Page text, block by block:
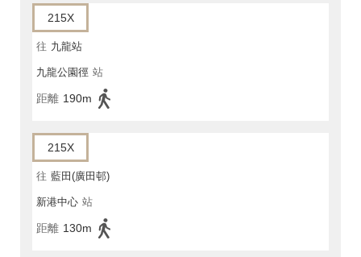
215X
往 九龍站
九龍公園徑 站
距離 190m
215X
往 藍田(廣田邨)
新港中心 站
距離 130m